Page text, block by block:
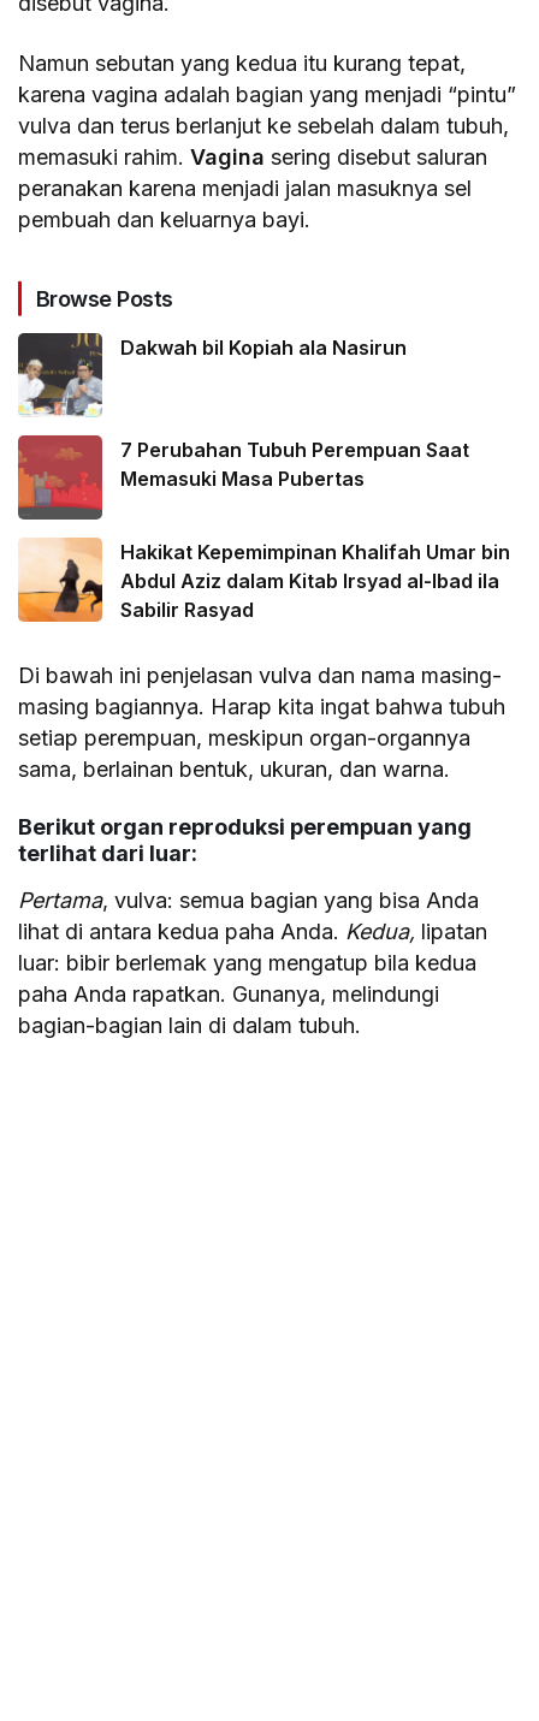
Namun sebutan yang kedua itu kurang tepat,
karena vagina adalah bagian yang menjadi “pintu”
vulva dan terus berlanjut ke sebelah dalam tubuh,
memasuki rahim.Vagina sering disebut saluran
peranakan karena menjadi jalan masuknya sel
pembuah dan keluarnya bayi.
Browse Posts
Dakwah bil Kopiah ala Nasirun
7 Perubahan Tubuh Perempuan Saat
Memasuki Masa Pubertas
Hakikat Kepemimpinan Khalifah Umar bin
Abdul Aziz dalam Kitab Irsyad al-Ibad ila
Sabilir Rasyad
Di bawah ini penjelasan vulva dan nama masing-
masing bagiannya. Harap kita ingat bahwa tubuh
setiap perempuan, meskipun organ-organnya
sama, berlainan bentuk, ukuran, dan warna.
Berikut organ reproduksi perempuan yang
terlihat dari luar:
Pertama, vulva: semua bagian yang bisa Anda
lihat di antara kedua paha Anda. Kedua, lipatan
luar: bibir berlemak yang mengatup bila kedua
paha Anda rapatkan. Gunanya, melindungi
bagian-bagian lain di dalam tubuh.